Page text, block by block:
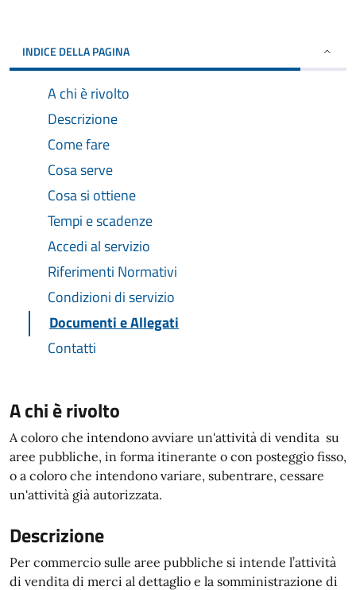
INDICE DELLA PAGINA
A chi è rivolto
Descrizione
Come fare
Cosa serve
Cosa si ottiene
Tempi e scadenze
Accedi al servizio
Riferimenti Normativi
Condizioni di servizio
Documenti e Allegati
Contatti
A chi è rivolto
A coloro che intendono avviare un'attività di vendita su
aree pubbliche, in forma itinerante o con posteggio fisso,
o a coloro che intendono variare, subentrare, cessare
un'attività già autorizzata.
Descrizione
Per commercio sulle aree pubbliche si intende l’attività
di vendita di merci al dettaglio e la somministrazione di